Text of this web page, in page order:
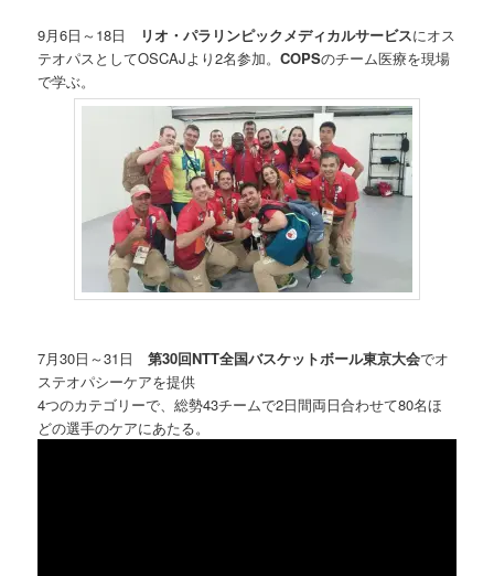
9月6日～18日 リオ・パラリンピックメディカルサービスにオス
テオパスとしてOSCAJより2名参加。COPSのチーム医療を現場
で学ぶ。
7月30日～31日第30回NTT全国バスケットボール東京大会でオ
ステオパシーケアを提供
4つのカテゴリーで、総勢43チームで2日間両日合わせて80名ほ
どの選手のケアにあたる。